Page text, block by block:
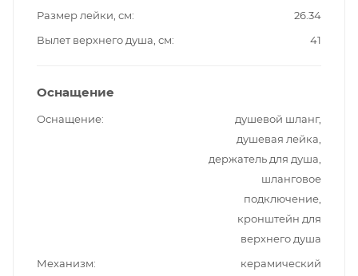
Размер лейки, см
26.34
Вылет верхнего душа, см
41
Оснащение
Оснащение
душевой шланг,
душевая лейка,
держатель для душа,
шланговое
подключение,
кронштейн для
верхнего душа
Механизм
керамический